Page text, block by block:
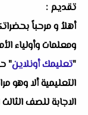
تقديم :
أهلاُ و مرحباً
ومعلمات وأولياء
"تعليمك أونلاين"
التعليمية ألا وهو
الاجابة للصف